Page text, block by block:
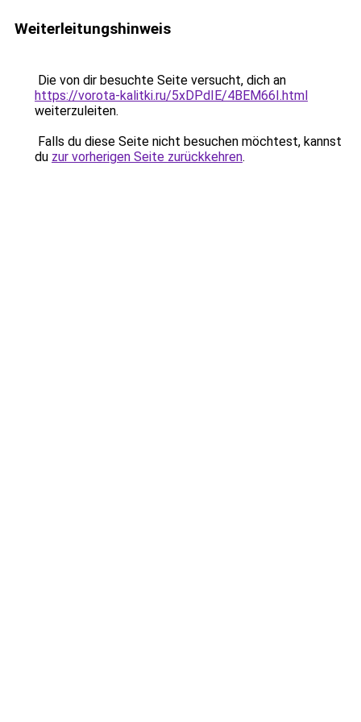
Weiterleitungshinweis
Die von dir besuchte Seite versucht, dich an
https://vorota-kalitki.ru/5xDPdIE/4BEM66I.html
weiterzuleiten.
Falls du diese Seite nicht besuchen möchtest, kannst
du zur vorherigen Seite zurückkehren.